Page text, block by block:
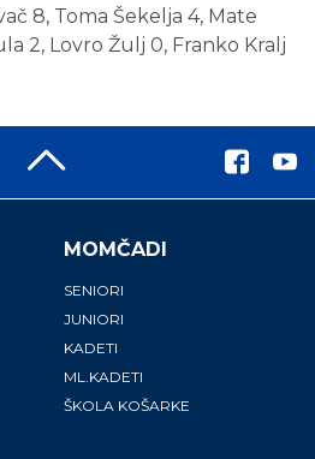
8, Toma Šekelja 4, Mate
2, Lovro Žulj 0, Franko Kralj
MOMČADI
SENIORI
JUNIORI
KADETI
ML.KADETI
ŠKOLA KOŠARKE